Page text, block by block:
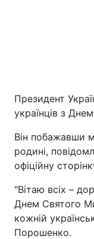
Київ
Дніпро
Одеса
Спорт
Президент
українців з
Він побажавши
родині,
офіційну
"Вітаю всіх –
Днем Святого
кожній
Порошенко.